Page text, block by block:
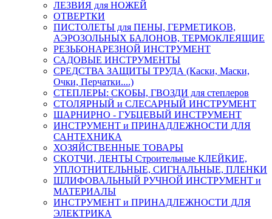
ЛЕЗВИЯ для НОЖЕЙ
ОТВЕРТКИ
ПИСТОЛЕТЫ для ПЕНЫ, ГЕРМЕТИКОВ,
АЭРОЗОЛЬНЫХ БАЛОНОВ, ТЕРМОКЛЕЯЩИЕ
РЕЗЬБОНАРЕЗНОЙ ИНСТРУМЕНТ
САДОВЫЕ ИНСТРУМЕНТЫ
СРЕДСТВА ЗАЩИТЫ ТРУДА (Каски, Маски,
Очки, Перчатки....)
СТЕПЛЕРЫ: СКОБЫ, ГВОЗДИ для степлеров
СТОЛЯРНЫЙ и СЛЕСАРНЫЙ ИНСТРУМЕНТ
ШАРНИРНО - ГУБЦЕВЫЙ ИНСТРУМЕНТ
ИНСТРУМЕНТ и ПРИНАДЛЕЖНОСТИ ДЛЯ
САНТЕХНИКА
ХОЗЯЙСТВЕННЫЕ ТОВАРЫ
СКОТЧИ, ЛЕНТЫ Строительные КЛЕЙКИЕ,
УПЛОТНИТЕЛЬНЫЕ, СИГНАЛЬНЫЕ, ПЛЕНКИ
ШЛИФОВАЛЬНЫЙ РУЧНОЙ ИНСТРУМЕНТ и
МАТЕРИАЛЫ
ИНСТРУМЕНТ и ПРИНАДЛЕЖНОСТИ ДЛЯ
ЭЛЕКТРИКА